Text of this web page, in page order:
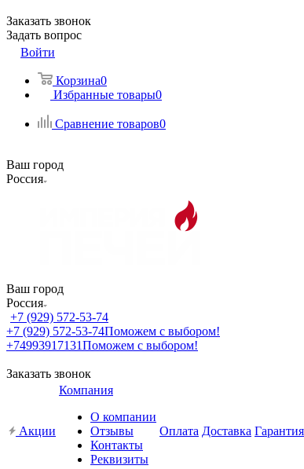
Заказать звонок
Задать вопрос
Войти
Корзина0
Избранные товары0
Сравнение товаров0
Ваш город
Россия
Ваш город
Россия
+7 (929) 572-53-74
+7 (929) 572-53-74Поможем с выбором!
+74993917131Поможем с выбором!
Заказать звонок
Акции
Компания
О компании
Отзывы
Контакты
Реквизиты
Оплата Доставка Гарантия